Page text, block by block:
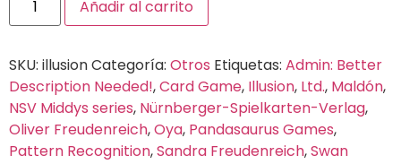
Añadir al carrito
SKU: illusionCategoría: Otros Etiquetas: Admin: Better
Description Needed!,Card Game, Illusion, Ltd., Maldón,
NSV Middys series, Nürnberger-Spielkarten-Verlag,
Oliver Freudenreich,Oya, Pandasaurus Games,
Pattern Recognition,Sandra Freudenreich,Swan